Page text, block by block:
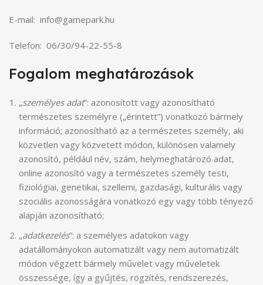
E-mail: info@gamepark.hu
Telefon: 06/30/94-22-55-8
Fogalom meghatározások
„személyes adat”: azonosított vagy azonosítható
természetes személyre („érintett”) vonatkozó bármely
információ; azonosítható az a természetes személy, aki
közvetlen vagy közvetett módon, különösen valamely
azonosító, például név, szám, helymeghatározó adat,
online azonosító vagy a természetes személy testi,
fiziológiai, genetikai, szellemi, gazdasági, kulturális vagy
szociális azonosságára vonatkozó egy vagy több tényező
alapján azonosítható;
„adatkezelés”: a személyes adatokon vagy
adatállományokon automatizált vagy nem automatizált
módon végzett bármely művelet vagy műveletek
összessége, így a gyűjtés, rögzítés, rendszerezés,